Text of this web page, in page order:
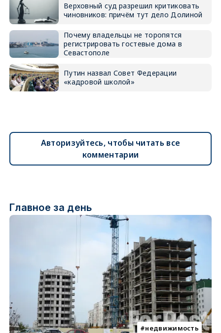
Верховный суд разрешил критиковать
чиновников: причём тут дело Долиной
Почему владельцы не торопятся
регистрировать гостевые дома в
Севастополе
Путин назвал Совет Федерации
«кадровой школой»
Авторизуйтесь, чтобы читать все
комментарии
Главное за день
недвижимость